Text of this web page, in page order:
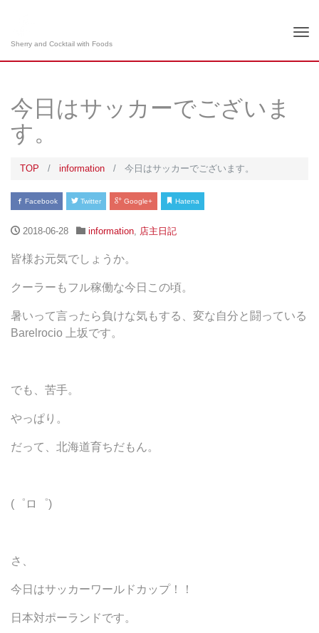
Sherry and Cocktail with Foods
今日はサッカーでございま
す。
TOP information 今日はサッカーでございます。
Facebook Twitter Google+ Hatena
2018-06-28 information, 店主日記
皆様お元気でしょうか。
クーラーもフル稼働な今日この頃。
暑いって言ったら負けな気もする、変な自分と闘っている
Barelrocio 上坂です。
でも、苦手。
やっぱり。
だって、北海道育ちだもん。
(゜ロ゜)
さ、
今日はサッカーワールドカップ！！
日本対ポーランドです。